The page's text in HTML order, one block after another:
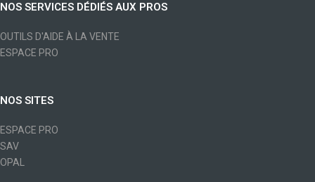
NOS SERVICES DÉDIÉS AUX PROS
OUTILS D'AIDE À LA VENTE
ESPACE PRO
NOS SITES
ESPACE PRO
SAV
OPAL